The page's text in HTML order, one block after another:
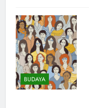
BUDAYA